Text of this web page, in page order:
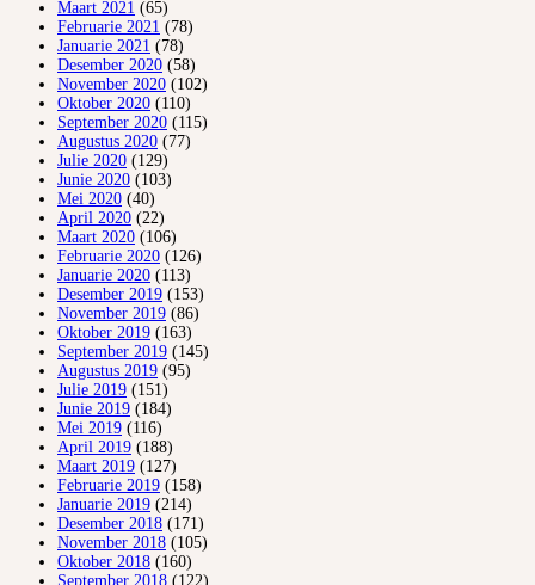
Maart 2021 (65)
Februarie 2021 (78)
Januarie 2021 (78)
Desember 2020 (58)
November 2020 (102)
Oktober 2020 (110)
September 2020 (115)
Augustus 2020 (77)
Julie 2020 (129)
Junie 2020 (103)
Mei 2020 (40)
April 2020 (22)
Maart 2020 (106)
Februarie 2020 (126)
Januarie 2020 (113)
Desember 2019 (153)
November 2019 (86)
Oktober 2019 (163)
September 2019 (145)
Augustus 2019 (95)
Julie 2019 (151)
Junie 2019 (184)
Mei 2019 (116)
April 2019 (188)
Maart 2019 (127)
Februarie 2019 (158)
Januarie 2019 (214)
Desember 2018 (171)
November 2018 (105)
Oktober 2018 (160)
September 2018 (122)